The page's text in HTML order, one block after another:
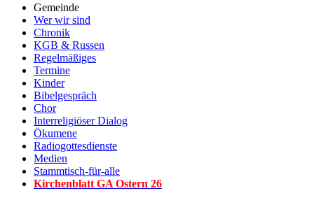
Gemeinde
Wer wir sind
Chronik
KGB & Russen
Regelmäßiges
Termine
Kinder
Bibelgespräch
Chor
Interreligiöser Dialog
Ökumene
Radiogottesdienste
Medien
Stammtisch-für-alle
Kirchenblatt GA Ostern 26